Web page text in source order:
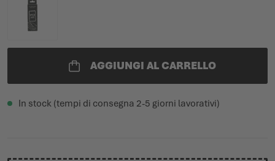
AGGIUNGI AL CARRELLO
In stock (tempi di consegna 2-5 giorni lavorativi)